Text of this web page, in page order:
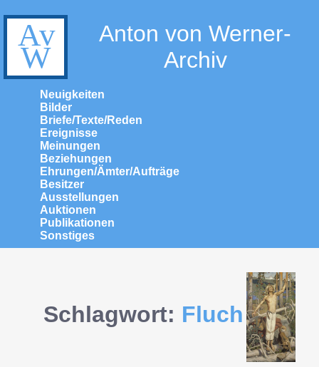
Anton von Werner-
Archiv
Neuigkeiten
Bilder
Briefe/Texte/Reden
Ereignisse
Meinungen
Beziehungen
Ehrungen/Ämter/Aufträge
Besitzer
Ausstellungen
Auktionen
Publikationen
Sonstiges
Schlagwort: Fluch